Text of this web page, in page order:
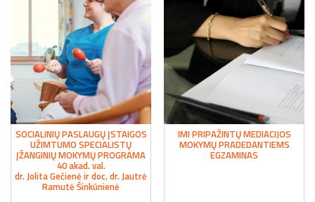
SOCIALINIŲ PASLAUGŲ ĮSTAIGOS
UŽIMTUMO SPECIALISTŲ
ĮŽANGINIŲ MOKYMŲ PROGRAMA
40 akad. val.
dr. Jolita Gečienė ir doc. dr. Jautrė
Ramutė Šinkūnienė
IMI PRIPAŽINTŲ MEDIACIJOS
MOKYMŲ PRADEDANTIEMS
EGZAMINAS